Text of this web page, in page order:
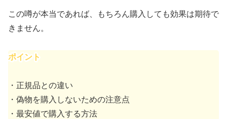
この噂が本当であれば、もちろん購入しても効果は期待で
きません。
ポイント
・正規品との違い
・偽物を購入しないための注意点
・最安値で購入する方法